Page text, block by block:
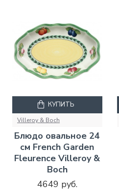
Villeroy & Boch
Блюдо овальное 24
см French Garden
Fleurence Villeroy &
Boch
4649 руб.
КУПИТЬ